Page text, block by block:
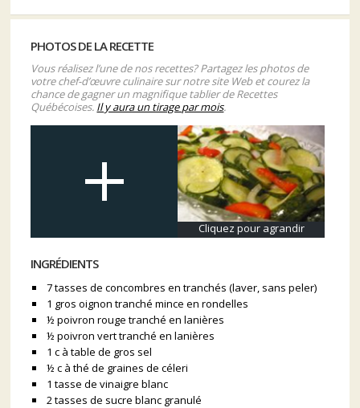
PHOTOS DE LA RECETTE
Vous réalisez l’une de nos recettes? Partagez les photos de
votre chef-d’œuvre culinaire sur notre site Web et courez la
chance de gagner un magnifique tablier de Recettes
Québécoises. Il y aura un tirage par mois.
Cliquez pour agrandir
INGRÉDIENTS
7 tasses de concombres en tranchés (laver, sans peler)
1 gros oignon tranché mince en rondelles
½ poivron rouge tranché en lanières
½ poivron vert tranché en lanières
1 c à table de gros sel
½ c à thé de graines de céleri
1 tasse de vinaigre blanc
2 tasses de sucre blanc granulé